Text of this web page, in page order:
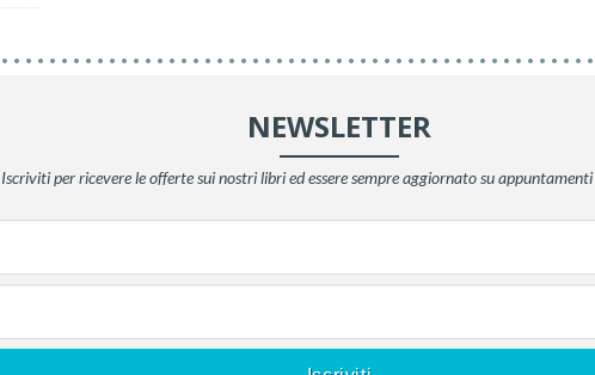
NEWSLETTER
Iscriviti per ricevere le offerte sui nostri libri ed essere sempre aggiornato su